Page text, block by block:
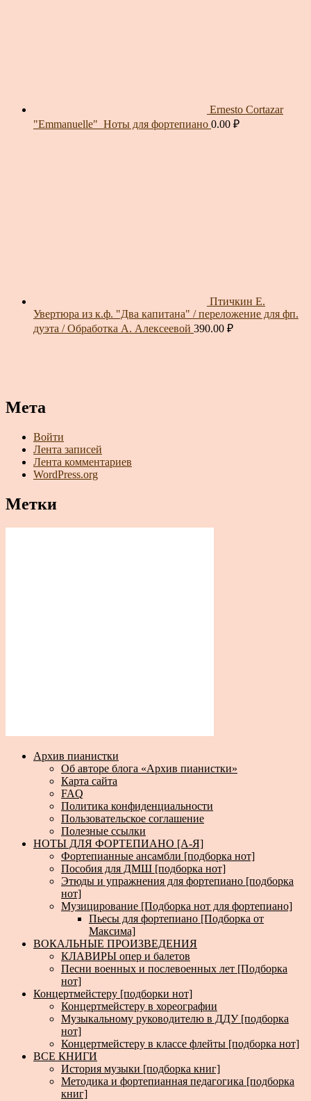
Ernesto Cortazar
"Emmanuelle"_Ноты для фортепиано 0.00 ₽
Птичкин Е.
Увертюра из к.ф. "Два капитана" / переложение для фп.
дуэта / Обработка А. Алексеевой 390.00 ₽
Мета
Войти
Лента записей
Лента комментариев
WordPress.org
Метки
Архив пианистки
Об авторе блога «Архив пианистки»
Карта сайта
FAQ
Политика конфиденциальности
Пользовательское соглашение
Полезные ссылки
НОТЫ ДЛЯ ФОРТЕПИАНО [А-Я]
Фортепианные ансамбли [подборка нот]
Пособия для ДМШ [подборка нот]
Этюды и упражнения для фортепиано [подборка
нот]
Музицирование [Подборка нот для фортепиано]
Пьесы для фортепиано [Подборка от
Максима]
ВОКАЛЬНЫЕ ПРОИЗВЕДЕНИЯ
КЛАВИРЫ опер и балетов
Песни военных и послевоенных лет [Подборка
нот]
Концертмейстеру [подборки нот]
Концертмейстеру в хореографии
Музыкальному руководителю в ДДУ [подборка
нот]
Концертмейстеру в классе флейты [подборка нот]
ВСЕ КНИГИ
История музыки [подборка книг]
Методика и фортепианная педагогика [подборка
книг]